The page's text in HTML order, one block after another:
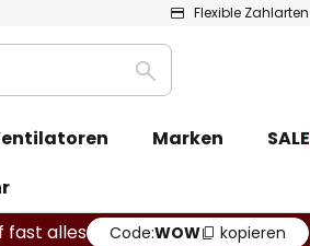
Flexible Zahlarten
Suche
Marken SALE
fast alles Code:WOW kopieren